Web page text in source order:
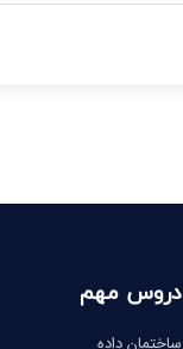
دروس مهم